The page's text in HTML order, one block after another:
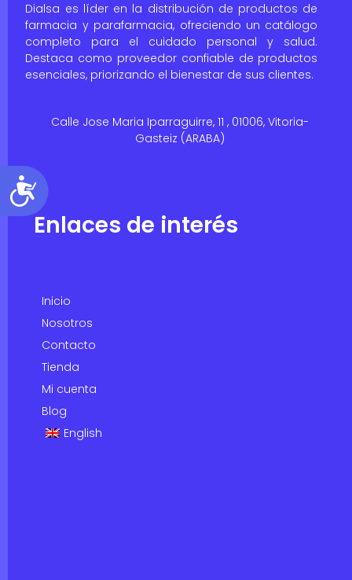
Accesibilidad
Dialsa es líder en la distribución de productos de
farmacia y parafarmacia, ofreciendo un catálogo
completo para el cuidado personal y salud.
Destaca como proveedor confiable de productos
esenciales, priorizando el bienestar de sus clientes.
Calle Jose Maria Iparraguirre, 11 , 01006, Vitoria-
Gasteiz (ARABA)
Enlaces de interés
Inicio
Nosotros
Contacto
Tienda
Mi cuenta
Blog
English